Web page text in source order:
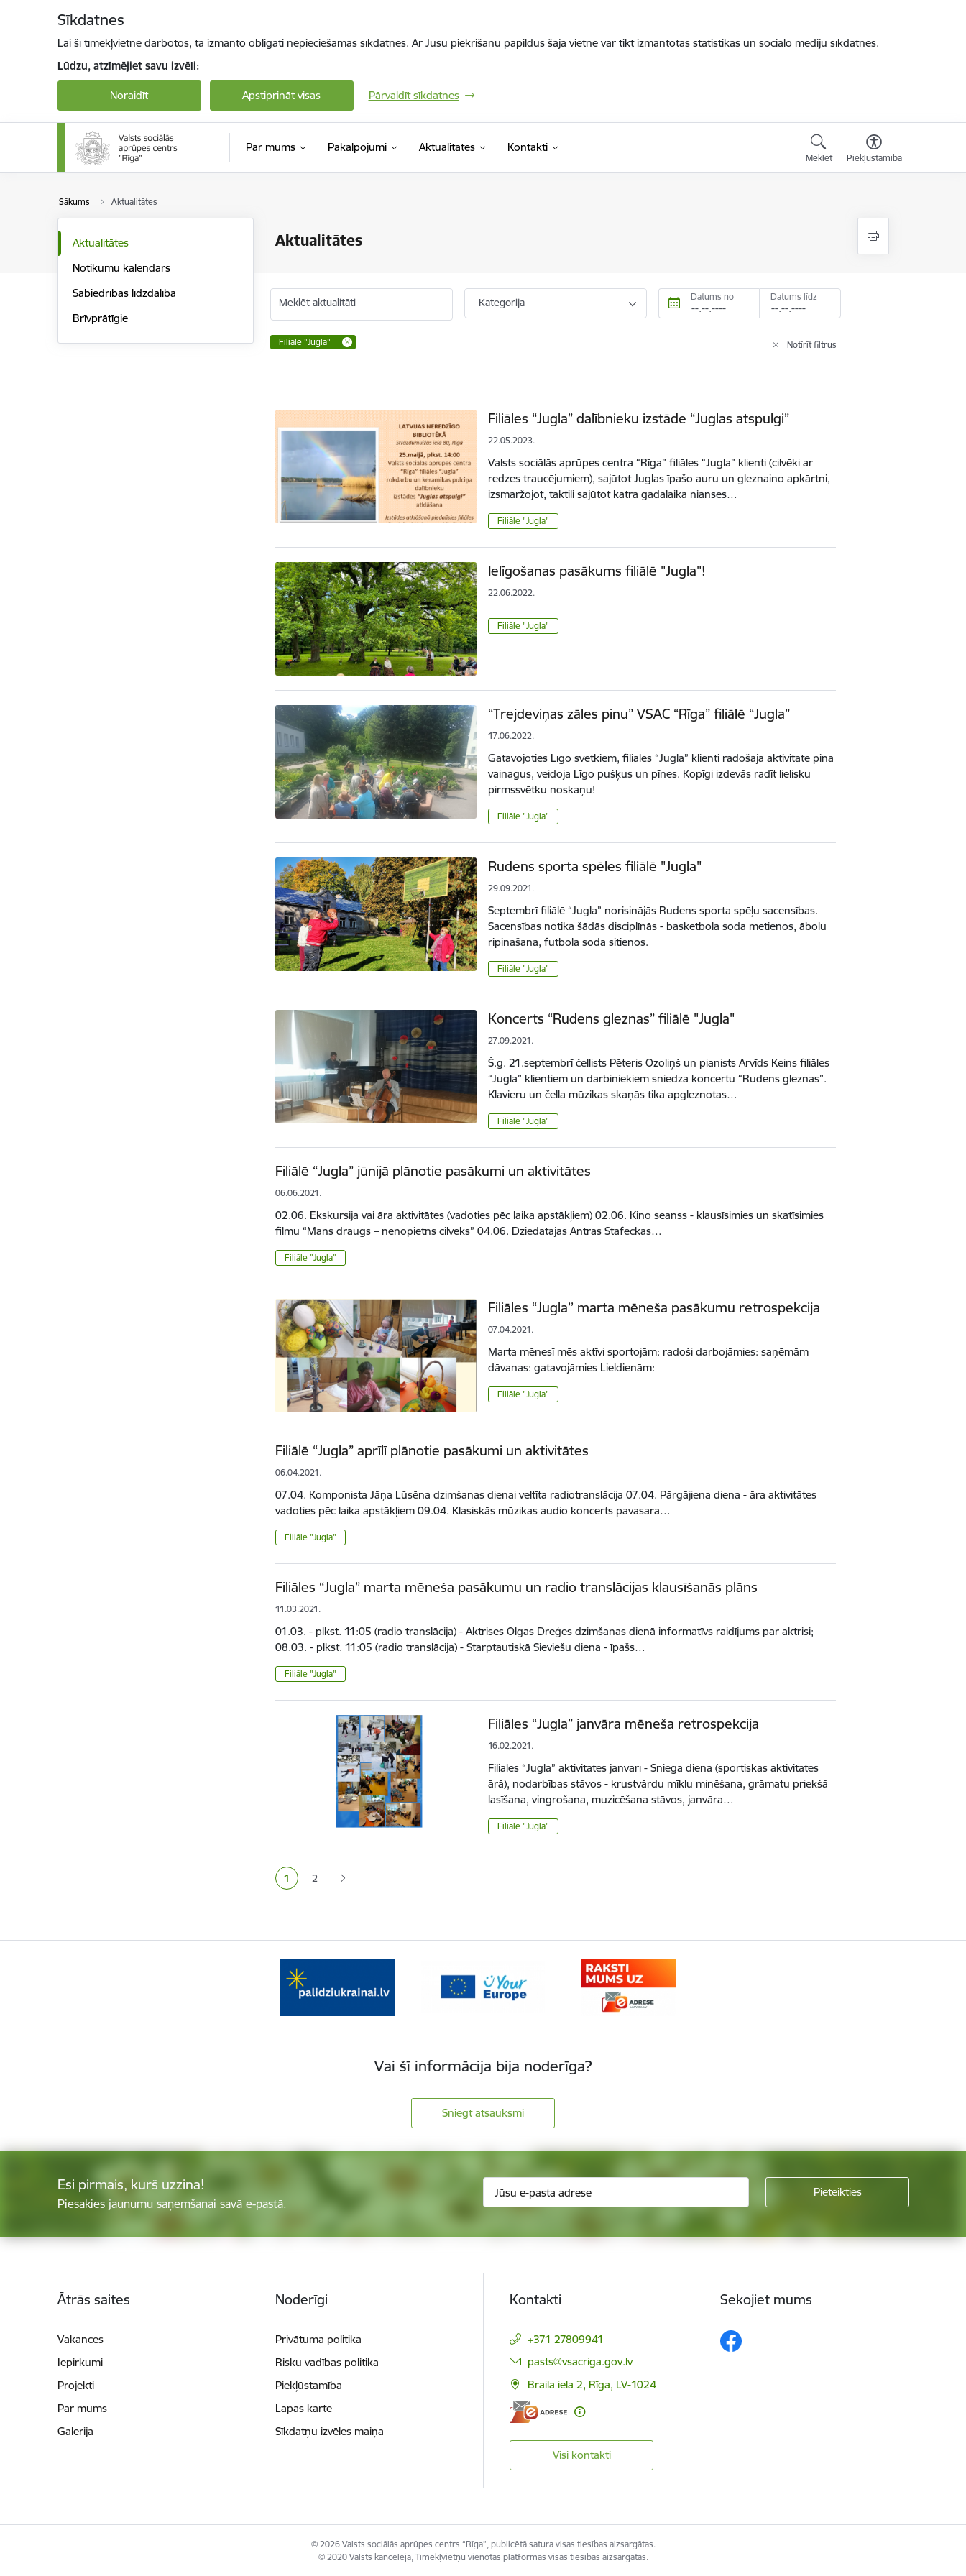
Sīkdatnes
Lai šī tīmekļvietne darbotos, tā izmanto obligāti nepieciešamās sīkdatnes. Ar Jūsu piekrišanu papildus šajā vietnē var tikt izmantotas statistikas un sociālo mediju sīkdatnes.
Lūdzu, atzīmējiet savu izvēli:
Noraidīt Apstiprināt visas Pārvaldīt sīkdatnes
Par mums Pakalpojumi Aktualitātes Kontakti
Meklēt Piekļūstamība
Sākums Aktualitātes
Aktualitātes
Aktualitātes
Notikumu kalendārs
Sabiedrības līdzdalība
Brīvprātīgie
Meklēt aktualitāti Kategorija Datums no Datums līdz
Filiāle "Jugla" Notīrīt filtrus
Filiāles “Jugla” dalībnieku izstāde “Juglas atspulgi”
22.05.2023.
Valsts sociālās aprūpes centra “Rīga” filiāles “Jugla” klienti (cilvēki ar
redzes traucējumiem), sajūtot Juglas īpašo auru un gleznaino apkārtni,
izsmaržojot, taktili sajūtot katra gadalaika nianses…
Filiāle "Jugla"
Ielīgošanas pasākums filiālē "Jugla"!
22.06.2022.
Filiāle "Jugla"
“Trejdeviņas zāles pinu” VSAC “Rīga” filiālē “Jugla”
17.06.2022.
Gatavojoties Līgo svētkiem, filiāles “Jugla” klienti radošajā aktivitātē pina
vainagus, veidoja Līgo pušķus un pīnes. Kopīgi izdevās radīt lielisku
pirmssvētku noskaņu!
Filiāle "Jugla"
Rudens sporta spēles filiālē "Jugla"
29.09.2021.
Septembrī filiālē “Jugla” norisinājās Rudens sporta spēļu sacensības.
Sacensības notika šādās disciplīnās - basketbola soda metienos, ābolu
ripināšanā, futbola soda sitienos.
Filiāle "Jugla"
Koncerts “Rudens gleznas” filiālē "Jugla"
27.09.2021.
Š.g. 21.septembrī čellists Pēteris Ozoliņš un pianists Arvīds Keins filiāles
“Jugla” klientiem un darbiniekiem sniedza koncertu “Rudens gleznas”.
Klavieru un čella mūzikas skaņās tika apgleznotas…
Filiāle "Jugla"
Filiālē “Jugla” jūnijā plānotie pasākumi un aktivitātes
06.06.2021.
02.06. Ekskursija vai āra aktivitātes (vadoties pēc laika apstākļiem) 02.06. Kino seanss - klausīsimies un skatīsimies
filmu “Mans draugs – nenopietns cilvēks” 04.06. Dziedātājas Antras Stafeckas…
Filiāle "Jugla"
Filiāles “Jugla’’ marta mēneša pasākumu retrospekcija
07.04.2021.
Marta mēnesī mēs aktīvi sportojām: radoši darbojāmies: saņēmām
dāvanas: gatavojāmies Lieldienām:
Filiāle "Jugla"
Filiālē “Jugla” aprīlī plānotie pasākumi un aktivitātes
06.04.2021.
07.04. Komponista Jāņa Lūsēna dzimšanas dienai veltīta radiotranslācija 07.04. Pārgājiena diena - āra aktivitātes
vadoties pēc laika apstākļiem 09.04. Klasiskās mūzikas audio koncerts pavasara…
Filiāle "Jugla"
Filiāles “Jugla” marta mēneša pasākumu un radio translācijas klausīšanās plāns
11.03.2021.
01.03. - plkst. 11:05 (radio translācija) - Aktrises Olgas Dreģes dzimšanas dienā informatīvs raidījums par aktrisi;
08.03. - plkst. 11:05 (radio translācija) - Starptautiskā Sieviešu diena - īpašs…
Filiāle "Jugla"
Filiāles “Jugla” janvāra mēneša retrospekcija
16.02.2021.
Filiāles “Jugla” aktivitātes janvārī - Sniega diena (sportiskas aktivitātes
ārā), nodarbības stāvos - krustvārdu mīklu minēšana, grāmatu priekšā
lasīšana, vingrošana, muzicēšana stāvos, janvāra…
Filiāle "Jugla"
Pašreizējā lapa
1 Lapa
2
Vai šī informācija bija noderīga?
Sniegt atsauksmi
Esi pirmais, kurš uzzina!
Piesakies jaunumu saņemšanai savā e-pastā.
Ātrās saites
Vakances
Iepirkumi
Projekti
Par mums
Galerija
Noderīgi
Privātuma politika
Risku vadības politika
Piekļūstamība
Lapas karte
Sīkdatņu izvēles maiņa
Kontakti
+371 27809941
E-pasts:
pasts@vsacriga.gov.lv
Braila iela 2, Rīga, LV-1024
Visi kontakti
Sekojiet mums
© 2026 Valsts sociālās aprūpes centrs “Rīga”, publicētā satura visas tiesības aizsargātas.
© 2020 Valsts kanceleja, Tīmekļvietņu vienotās platformas visas tiesības aizsargātas.